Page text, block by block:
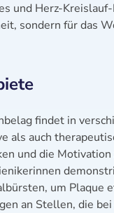
und Herz-
sondern für das
findet in
als auch
und die
um Plaque
an Stellen, die